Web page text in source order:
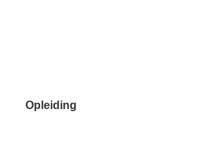
Opleiding